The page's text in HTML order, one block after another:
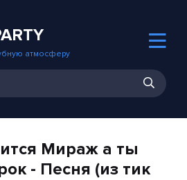
атмосферу
Мираж а ты
- Песня (из тик